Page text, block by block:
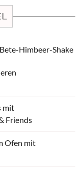
Himbeer-Shake
mit
Friends
Ofen mit